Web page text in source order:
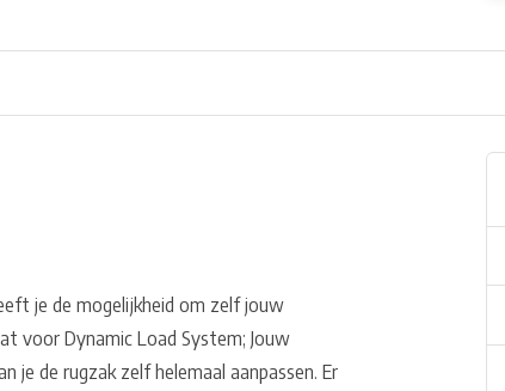
je de mogelijkheid om zelf jouw
voor Dynamic Load System; Jouw
je de rugzak zelf helemaal aanpassen. Er